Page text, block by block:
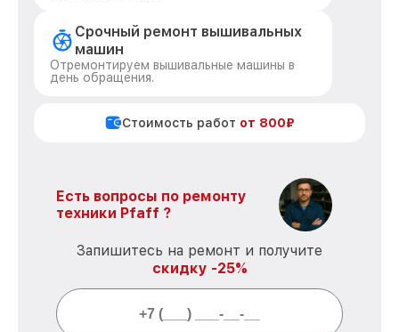
Срочный ремонт вышивальных
машин
Отремонтируем вышивальные машины в
день обращения.
Стоимость работ от 800₽
Есть вопросы по ремонту
техники Pfaff ?
Запишитесь на ремонт и получите
скидку -25%